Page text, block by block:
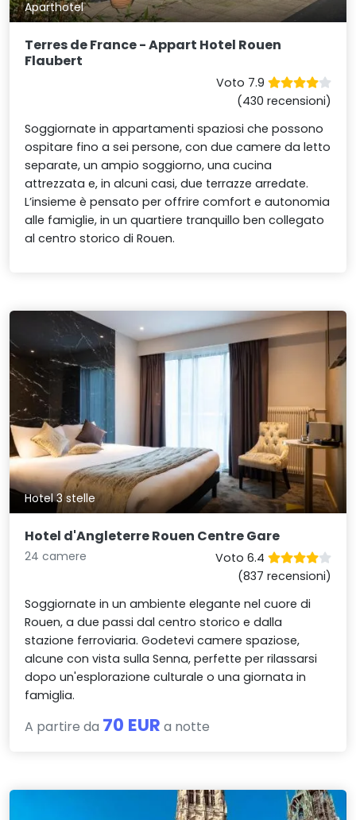
Aparthotel
Terres de France - Appart Hotel Rouen
Flaubert
Voto 7.9
(430 recensioni)
Soggiornate in appartamenti spaziosi che possono
ospitare fino a sei persone, con due camere da letto
separate, un ampio soggiorno, una cucina
attrezzata e, in alcuni casi, due terrazze arredate.
L’insieme è pensato per offrire comfort e autonomia
alle famiglie, in un quartiere tranquillo ben collegato
al centro storico di Rouen.
Hotel 3 stelle
Hotel d'Angleterre Rouen Centre Gare
24 camere
Voto 6.4
(837 recensioni)
Soggiornate in un ambiente elegante nel cuore di
Rouen, a due passi dal centro storico e dalla
stazione ferroviaria. Godetevi camere spaziose,
alcune con vista sulla Senna, perfette per rilassarsi
dopo un'esplorazione culturale o una giornata in
famiglia.
A partire da 70 EUR a notte